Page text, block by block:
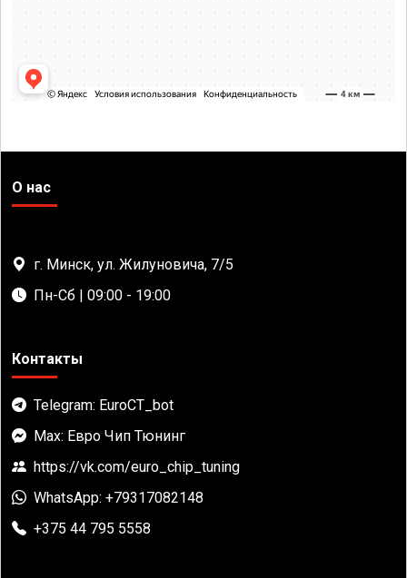
О нас
г. Минск, ул. Жилуновича, 7/5
Пн-Сб | 09:00 - 19:00
Контакты
Telegram: EuroCT_bot
Max: Евро Чип Тюнинг
https://vk.com/euro_chip_tuning
WhatsApp: +79317082148
+375 44 795 5558